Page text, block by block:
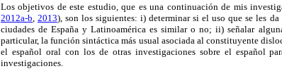
Los objetivos de este estudio, que es una continuación de mis
2012a-b ,2013), son los siguientes: i) determinar si el uso que se les
ciudades de España y Latinoamérica es similar o no; ii) señalar
particular, la función sintáctica más usual asociada al constituyente
el español oral con los de otras investigaciones sobre el español
investigaciones.